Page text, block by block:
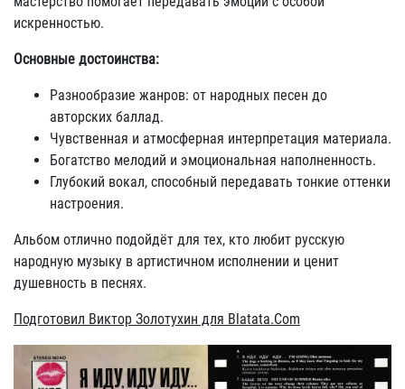
искренностью.
Основные достоинства:
Разнообразие жанров: от народных песен до
авторских баллад.
Чувственная и атмосферная интерпретация материала.
Богатство мелодий и эмоциональная наполненность.
Глубокий вокал, способный передавать тонкие оттенки
настроения.
Альбом отлично подойдёт для тех, кто любит русскую
народную музыку в артистичном исполнении и ценит
душевность в песнях.
Подготовил Виктор Золотухин для Blatata.Com